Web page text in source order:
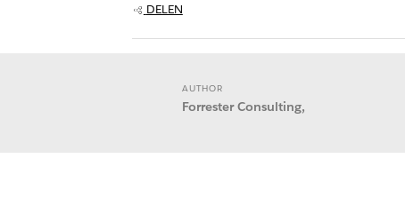
DELEN
AUTHOR
Forrester Consulting,